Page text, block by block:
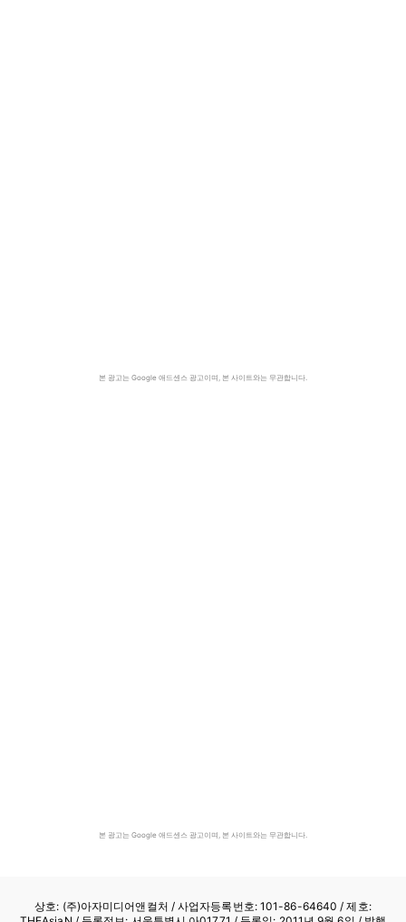
본 광고는 Google 애드센스 광고이며, 본 사이트와는 무관합니다.
본 광고는 Google 애드센스 광고이며, 본 사이트와는 무관합니다.
상호: (주)아자미디어앤컬처 /사업자등록번호: 101-86-64640 / 제호: